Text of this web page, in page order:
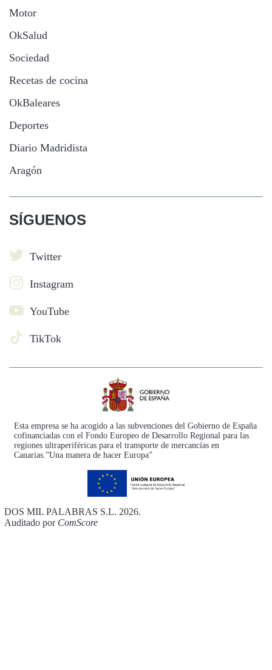
Motor
OkSalud
Sociedad
Recetas de cocina
OkBaleares
Deportes
Diario Madridista
Aragón
SÍGUENOS
Twitter
Instagram
YouTube
TikTok
Esta empresa se ha acogido a las subvenciones del Gobierno de España
cofinanciadas con el Fondo Europeo de Desarrollo Regional para las
regiones ultraperiféricas para el transporte de mercancías en
Canarias.”Una manera de hacer Europa”
DOS MIL PALABRAS S.L. 2026.
Auditado por ComScore